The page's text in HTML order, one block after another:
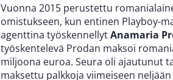
Vuonna 2015 perustettu
omistukseen, kun entinen Playboy-
agenttina työskennellytAnamaria
työskentelevä Prodan maksoi
miljoona euroa. Seura oli ajautunut
maksettu palkkoja viimeiseen